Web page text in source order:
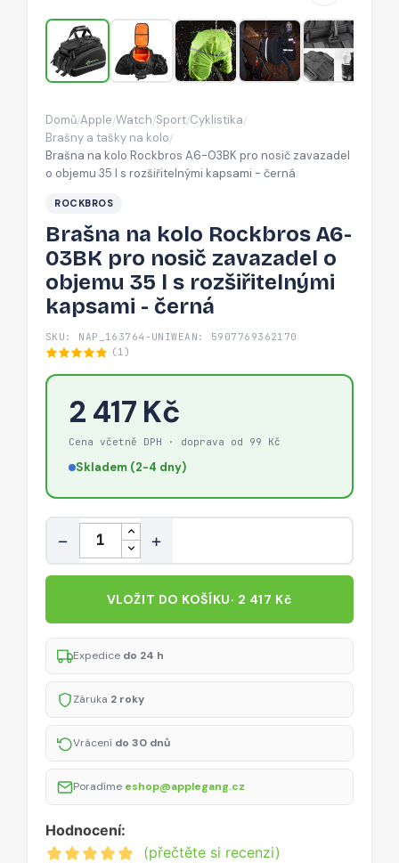
pro
nosič
zavazadel
o
35
l
s
-
černá
Domů/Apple/Watch/Sport/Cyklistika/
Brašny a tašky na kolo/
Brašna na kolo Rockbros A6-03BK pro nosič zavazadel
o objemu 35 l s rozšiřitelnými kapsami - černá
ROCKBROS
Brašna na kolo Rockbros A6-
03BK pro nosič zavazadel o
objemu 35 l s rozšiřitelnými
kapsami - černá
SKU: NAP_163764-UNIWEAN: 5907769362170
(1)
2 417 Kč
Cena včetně DPH · doprava od 99 Kč
Skladem (2-4 dny)
Množství
− +
VLOŽIT DO KOŠÍKU· 2 417 Kč
Expedice do 24 h
Záruka 2 roky
Vrácení do 30 dnů
Poradíme eshop@applegang.cz
Hodnocení:
(přečtěte si recenzi)